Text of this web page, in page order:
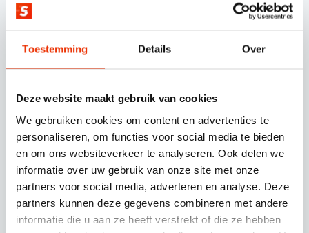
Toestemming Details Over
Deze website maakt gebruik van cookies
We gebruiken cookies om content en advertenties te
personaliseren, om functies voor social media te bieden
en om ons websiteverkeer te analyseren. Ook delen we
informatie over uw gebruik van onze site met onze
partners voor social media, adverteren en analyse. Deze
partners kunnen deze gegevens combineren met andere
informatie die u aan ze heeft verstrekt of die ze hebben
Een cookieloos tijdperk vraagt
om server-side tagging
Inge Peeters